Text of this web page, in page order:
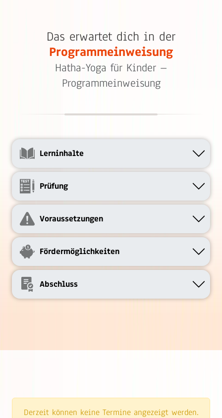
Das erwartet dich in der
Programmeinweisung
Hatha-Yoga für Kinder –
Programmeinweisung
Lerninhalte
Prüfung
Voraussetzungen
Fördermöglichkeiten
Abschluss
Derzeit können keine Termine angezeigt werden.